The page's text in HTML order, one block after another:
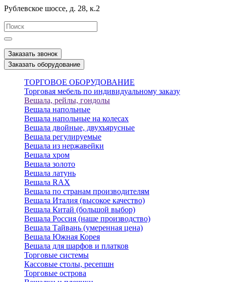
Рублевское шоссе, д. 28, к.2
Заказать звонок
Заказать оборудование
ТОРГОВОЕ ОБОРУДОВАНИЕ
Торговая мебель по индивидуальному заказу
Вешала, рейлы, гондолы
Вешала напольные
Вешала напольные на колесах
Вешала двойные, двухъярусные
Вешала регулируемые
Вешала из нержавейки
Вешала хром
Вешала золото
Вешала латунь
Вешала RAX
Вешала по странам производителям
Вешала Италия (высокое качество)
Вешала Китай (большой выбор)
Вешала Россия (наше производство)
Вешала Тайвань (умеренная цена)
Вешала Южная Корея
Вешала для шарфов и платков
Торговые системы
Кассовые столы, ресепшн
Торговые острова